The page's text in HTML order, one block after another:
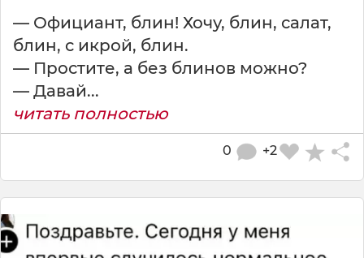
— Официант, блин! Хочу, блин, салат,
блин, с икрой, блин.
— Простите, а без блинов можно?
— Давай...
читать полностью
+2
0